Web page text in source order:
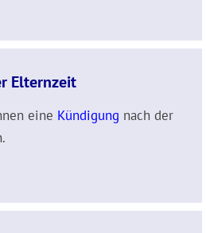
Elternzeit
eine Kündigung nach der